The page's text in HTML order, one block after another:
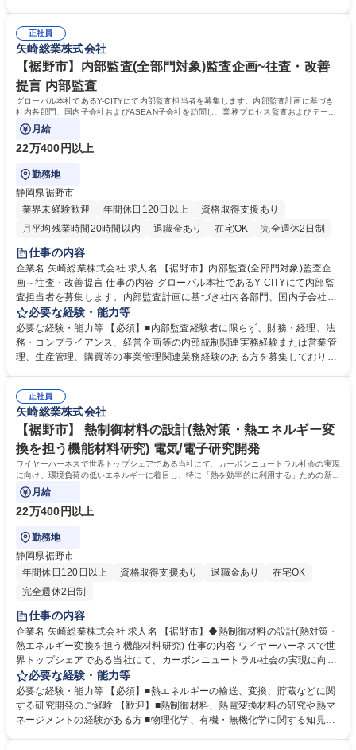
者意識が醸成される 学歴・資格 学歴：大学院 大学 高専 語学力： 資格：
第一種運転免許普通自動車
正社員
矢崎総業株式会社
【裾野市】内部監査(全部門対象)監査企画~往査・改善
提言 内部監査
グローバル本社であるY-CITYにて内部監査担当者を募集します。内部監査計画に基づき
社内各部門、国内子会社およびASEAN子会社を訪問し、業務プロセス監査およびテーマ
監査を実施します。
月給
22万400円以上
勤務地
静岡県裾野市
業界未経験歓迎
年間休日120日以上
資格取得支援あり
月平均残業時間20時間以内
退職金あり 在宅OK 完全週休2日制
仕事の内容
企業名 矢崎総業株式会社 求人名 【裾野市】内部監査(全部門対象)監査企
画～往査・改善提言 仕事の内容 グローバル本社であるY-CITYにて内部監
査担当者を募集します。内部監査計画に基づき社内各部門、国内子会社お
よびASEAN子会社を訪問し、業務プロセス監査およびテーマ監査を実施
します。 ・内部監査の企画立案、往査（出張による実地監査またはリモー
ト監査）の実施。 ・往査日程の調整、事前資料の入手・確認・分析、関係
部署（本社機能部門、事業主管部門）との調整。 ・往査時の現物確認・イ
【裾野市】内部監査(全部門対象)監査企画～往査・改善提言
必要な経験・能力等
必要な経験・能力等 【必須】■内部監査経験者に限らず、財務・経理、法
務・コンプライアンス、経営企画等の内部統制関連実務経験または営業管
理、生産管理、購買等の事業管理関連業務経験のある方を募集しておりま
にする」経営が徹底されており、短期的利益ではなく長期的な顧客との信
頼を、株主還元ではなく従業員・地域への還元を大切にしていることか
ら、売上2兆円超でも非上場を貫く超巨大企業。朝・昼・夕利用できる社
員食堂/企業内保育園/トレーニングジムなど各種福利厚生施設充実 学歴・
資格 学歴：大学院 大学 語学力： 資格：
正社員
矢崎総業株式会社
【裾野市】 熱制御材料の設計(熱対策・熱エネルギー変
換を担う機能材料研究) 電気/電子研究開発
ワイヤーハーネスで世界トップシェアである当社にて、カーボンニュートラル社会の実現
に向け、環境負荷の低いエネルギーに着目し、特に「熱を効率的に利用する」ための新た
な機能材料の創出に取り組んでおり、下記
月給
22万400円以上
勤務地
静岡県裾野市
年間休日120日以上
資格取得支援あり 退職金あり
在宅OK
完全週休2日制
仕事の内容
企業名 矢崎総業株式会社 求人名 【裾野市】◆熱制御材料の設計(熱対策・
熱エネルギー変換を担う機能材料研究) 仕事の内容 ワイヤーハーネスで世
界トップシェアである当社にて、カーボンニュートラル社会の実現に向
け、環境負荷の低いエネルギーに着目し、特に「熱を効率的に利用する」
ための新たな機能材料の創出に取り組んでおり、下記 業務をお任せします
■伝導・対流・放射（輻射）など、熱の移動を制御する材料・構造技術の
研究開発 ■電子機器や電動化システムの冷却、廃熱の熱電変換など、熱対
必要な経験・能力等
必要な経験・能力等 【必須】■熱エネルギーの輸送、変換、貯蔵などに関
する研究開発のご経験 【歓迎】■熱制御材料、熱電変換材料の研究や熱マ
ネージメントの経験がある方 ■物理化学、有機・無機化学に関する知見が